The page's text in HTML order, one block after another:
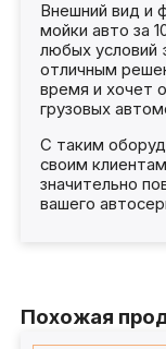
Внешний вид и
мойки авто за
любых условий
отличным
время и хочет
грузовых
С таким
своим
значительно
вашего
Похожая